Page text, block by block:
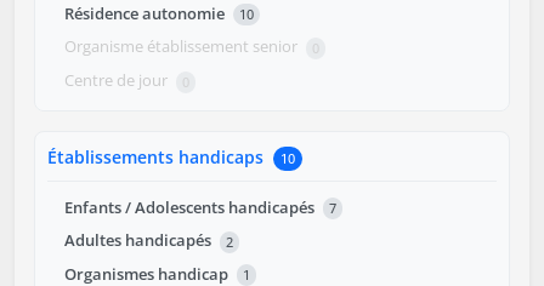
Résidence autonomie 10
Organisme établissement senior 0
Centre de jour 0
Établissements handicaps 10
Enfants / Adolescents handicapés 7
Adultes handicapés 2
Organismes handicap 1